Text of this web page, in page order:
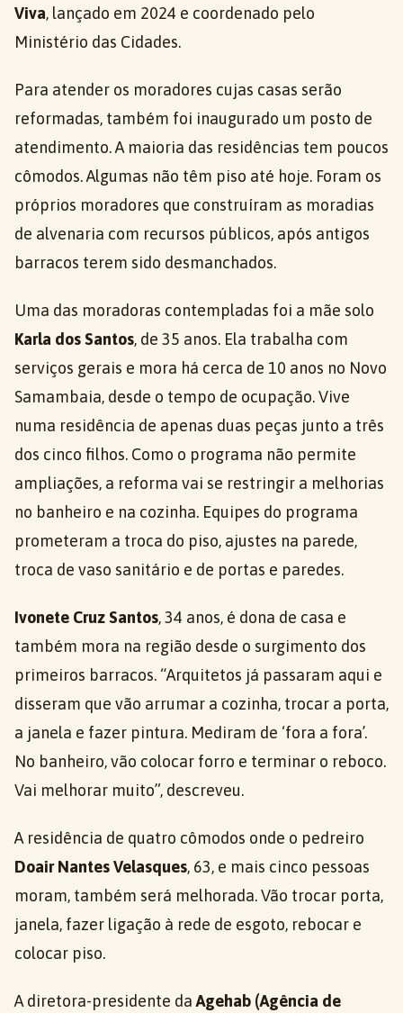
Viva, lançado em 2024 e coordenado pelo
Ministério das Cidades.
Para atender os moradores cujas casas serão
reformadas, também foi inaugurado um posto de
atendimento. A maioria das residências tem poucos
cômodos. Algumas não têm piso até hoje. Foram os
próprios moradores que construíram as moradias
de alvenaria com recursos públicos, após antigos
barracos terem sido desmanchados.
Uma das moradoras contempladas foi a mãe solo
Karla dos Santos, de 35 anos. Ela trabalha com
serviços gerais e mora há cerca de 10 anos no Novo
Samambaia, desde o tempo de ocupação. Vive
numa residência de apenas duas peças junto a três
dos cinco filhos. Como o programa não permite
ampliações, a reforma vai se restringir a melhorias
no banheiro e na cozinha. Equipes do programa
prometeram a troca do piso, ajustes na parede,
troca de vaso sanitário e de portas e paredes.
Ivonete Cruz Santos, 34 anos, é dona de casa e
também mora na região desde o surgimento dos
primeiros barracos. “Arquitetos já passaram aqui e
disseram que vão arrumar a cozinha, trocar a porta,
a janela e fazer pintura. Mediram de ‘fora a fora’.
No banheiro, vão colocar forro e terminar o reboco.
Vai melhorar muito”, descreveu.
A residência de quatro cômodos onde o pedreiro
Doair Nantes Velasques, 63, e mais cinco pessoas
moram, também será melhorada. Vão trocar porta,
janela, fazer ligação à rede de esgoto, rebocar e
colocar piso.
A diretora-presidente daAgehab (Agência de